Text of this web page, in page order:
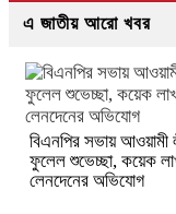
এ জাতীয় আরো খবর
বিএনপির সভায় আওয়ামী
ফুলেল শুভেচ্ছা, কয়েক
লেনদেনের অভিযোগ